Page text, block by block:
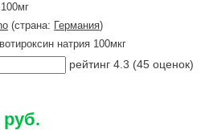
(страна: Германия)
натрия 100мкг
рейтинг 4.3 (45 оценок)
руб.